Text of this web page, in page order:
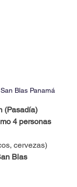
Blas Panamá
(Pasadía)
4 personas
cervezas)
Blas